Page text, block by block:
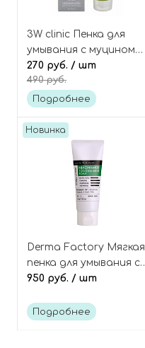
3W clinic Пенка для
умывания с муцином
улитки Snail foam
cleansing
270 руб. / шт
490 руб.
Подробнее
Новинка
Derma Factory Мягкая
пенка для умывания с
10% ниацинамидом,
Cleansing Foam
950 руб. / шт
Подробнее